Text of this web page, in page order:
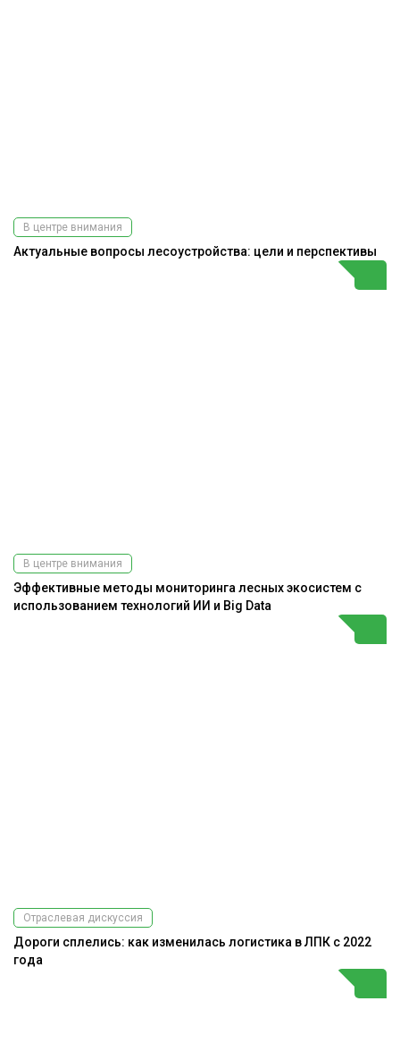
В центре внимания
Актуальные вопросы лесоустройства: цели и перспективы
В центре внимания
Эффективные методы мониторинга лесных экосистем с
использованием технологий ИИ и Big Data
Отраслевая дискуссия
Дороги сплелись: как изменилась логистика в ЛПК с 2022
года